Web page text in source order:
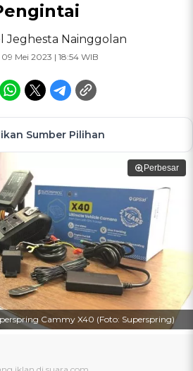
Jeghesta Nainggolan
09 Mei 2023 | 18:54 WIB
Sumber Pilihan
Perbesar
Cammy X40 (Foto: Superspring)